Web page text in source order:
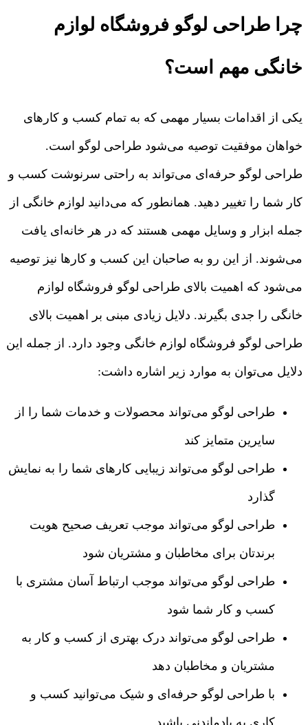
چرا طراحی لوگو فروشگاه لوازم
خانگی مهم است؟
یکی از اقدامات بسیار مهمی که به تمام کسب و کارهای
خواهان موفقیت توصیه می‌شود طراحی لوگو است.
طراحی لوگو حرفه‌ای می‌تواند به راحتی سرنوشت کسب و
کار شما را تغییر دهید. همانطور که می‌دانید لوازم خانگی از
جمله ابزار و وسایل مهمی هستند که در هر خانه‌ای یافت
می‌شوند. از این رو به صاحبان این کسب و کارها نیز توصیه
می‌شود که اهمیت بالای طراحی لوگو فروشگاه لوازم
خانگی را جدی بگیرند. دلایل زیادی مبنی بر اهمیت بالای
طراحی لوگو فروشگاه لوازم خانگی وجود دارد. از جمله این
دلایل می‌توان به موارد زیر اشاره داشت:
طراحی لوگو می‌تواند محصولات و خدمات شما را از
سایرین متمایز کند
طراحی لوگو می‌تواند زیبایی کارهای شما را به نمایش
گذارد
طراحی لوگو می‌تواند موجب تعریف صحیح هویت
برندتان برای مخاطبان و مشتریان شود
طراحی لوگو می‌تواند موجب ارتباط آسان مشتری با
کسب و کار شما شود
طراحی لوگو می‌تواند درک بهتری از کسب و کار به
مشتریان و مخاطبان دهد
با طراحی لوگو حرفه‌ای و شیک می‌توانید کسب و